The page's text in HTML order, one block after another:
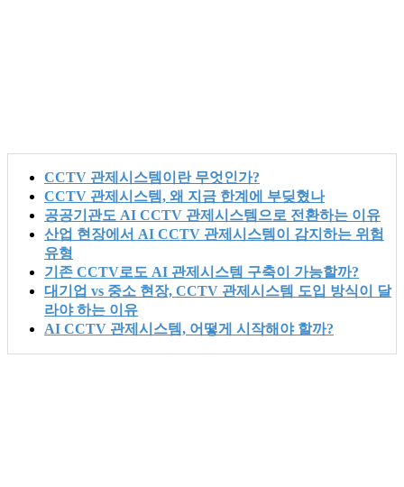
CCTV 관제시스템이란 무엇인가?
CCTV 관제시스템, 왜 지금 한계에 부딪혔나
공공기관도 AI CCTV 관제시스템으로 전환하는 이유
산업 현장에서 AI CCTV 관제시스템이 감지하는 위험
유형
기존 CCTV로도 AI 관제시스템 구축이 가능할까?
대기업 vs 중소 현장, CCTV 관제시스템 도입 방식이 달
라야 하는 이유
AI CCTV 관제시스템, 어떻게 시작해야 할까?